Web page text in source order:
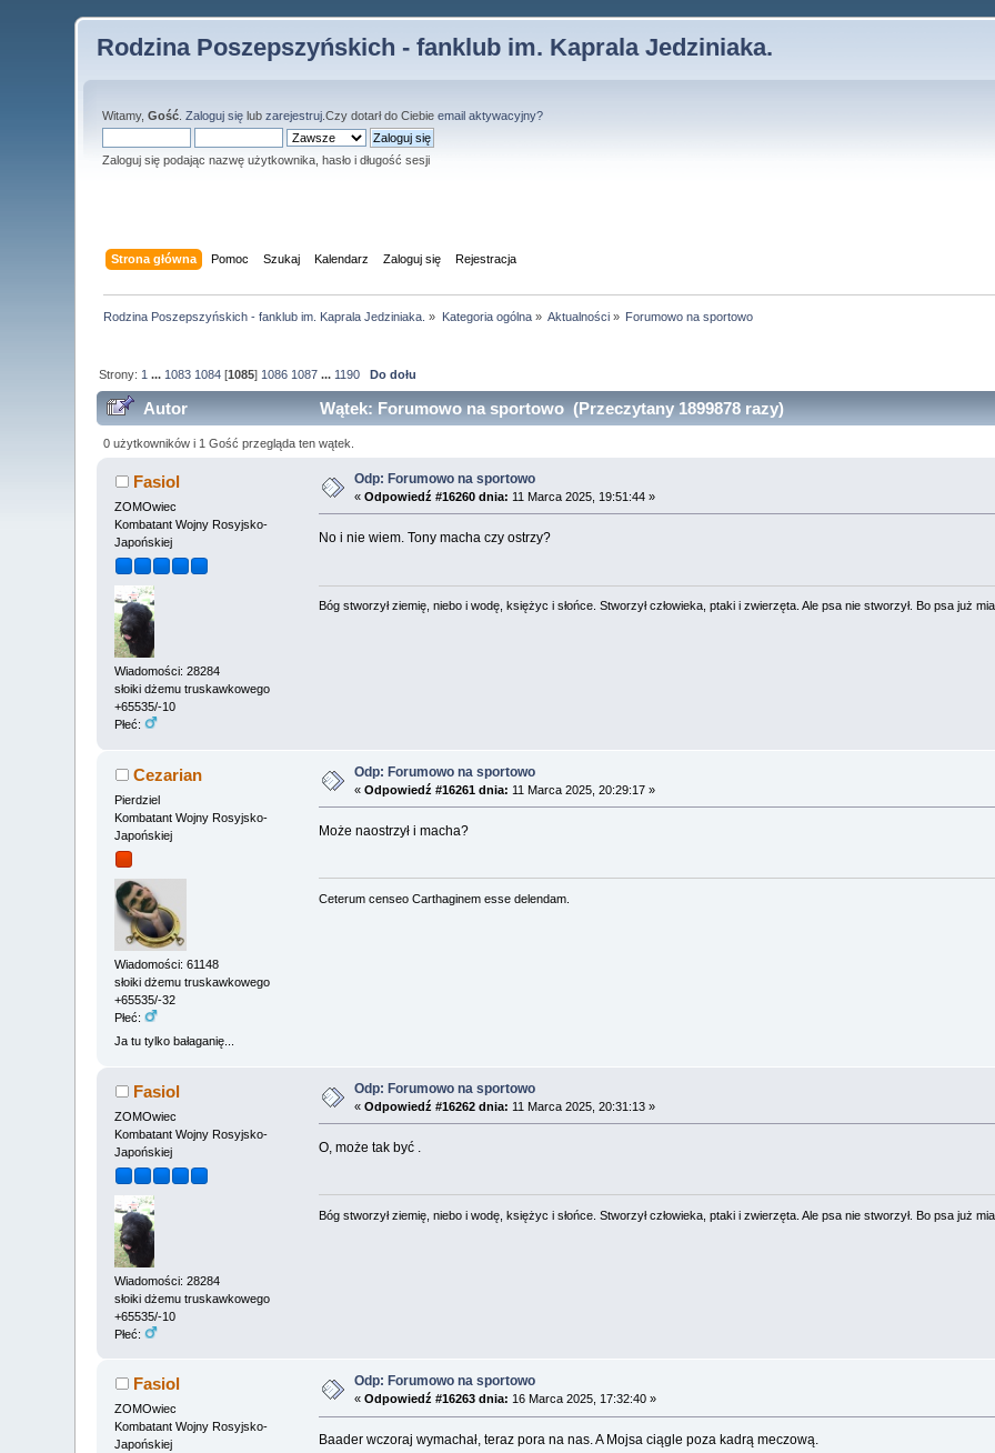
Rodzina Poszepszyńskich - fanklub im. Kaprala Jedziniaka.
Witamy,Gość .Zaloguj się lubzarejestruj .Czy dotarł do Ciebieemail aktywacyjny?
Zaloguj się podając nazwę użytkownika, hasło i długość sesji
Strona główna Pomoc Szukaj Kalendarz Zaloguj się Rejestracja
Rodzina Poszepszyńskich - fanklub im. Kaprala Jedziniaka. » Kategoria ogólna» Aktualności » Forumowo na sportowo
Strony: 1 ... 1083 1084 [1085] 1086 1087 ... 1190 Do dołu
Autor Wątek: Forumowo na sportowo (Przeczytany 1899878 razy)
0 użytkowników i 1 Gość przegląda ten wątek.
Fasiol
ZOMOwiec
Kombatant Wojny Rosyjsko-
Japońskiej
Wiadomości: 28284
słoiki dżemu truskawkowego
+65535/-10
Płeć:
Odp: Forumowo na sportowo
«Odpowiedź #16260 dnia: 11 Marca 2025, 19:51:44 »
No i nie wiem. Tony macha czy ostrzy?
Bóg stworzył ziemię, niebo i wodę, księżyc i słońce. Stworzył człowieka, ptaki i zwierzęta. Ale psa nie stworzył. Bo psa już
Cezarian
Pierdziel
Kombatant Wojny Rosyjsko-
Japońskiej
Wiadomości: 61148
słoiki dżemu truskawkowego
+65535/-32
Płeć:
Ja tu tylko bałaganię...
Odp: Forumowo na sportowo
«Odpowiedź #16261 dnia: 11 Marca 2025, 20:29:17 »
Może naostrzył i macha?
Ceterum censeo Carthaginem esse delendam.
Fasiol
ZOMOwiec
Kombatant Wojny Rosyjsko-
Japońskiej
Wiadomości: 28284
słoiki dżemu truskawkowego
+65535/-10
Płeć:
Odp: Forumowo na sportowo
«Odpowiedź #16262 dnia: 11 Marca 2025, 20:31:13 »
O, może tak być .
Bóg stworzył ziemię, niebo i wodę, księżyc i słońce. Stworzył człowieka, ptaki i zwierzęta. Ale psa nie stworzył. Bo psa już
Fasiol
ZOMOwiec
Kombatant Wojny Rosyjsko-
Japońskiej
Odp: Forumowo na sportowo
«Odpowiedź #16263 dnia: 16 Marca 2025, 17:32:40 »
Baader wczoraj wymachał, teraz pora na nas. A Mojsa ciągle poza kadrą meczową.